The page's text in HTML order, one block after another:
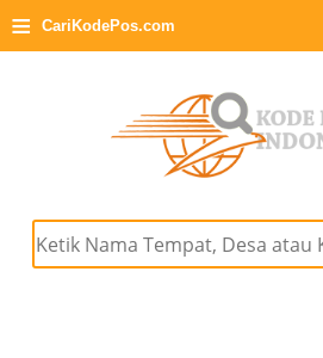
≡ CariKodePos.com